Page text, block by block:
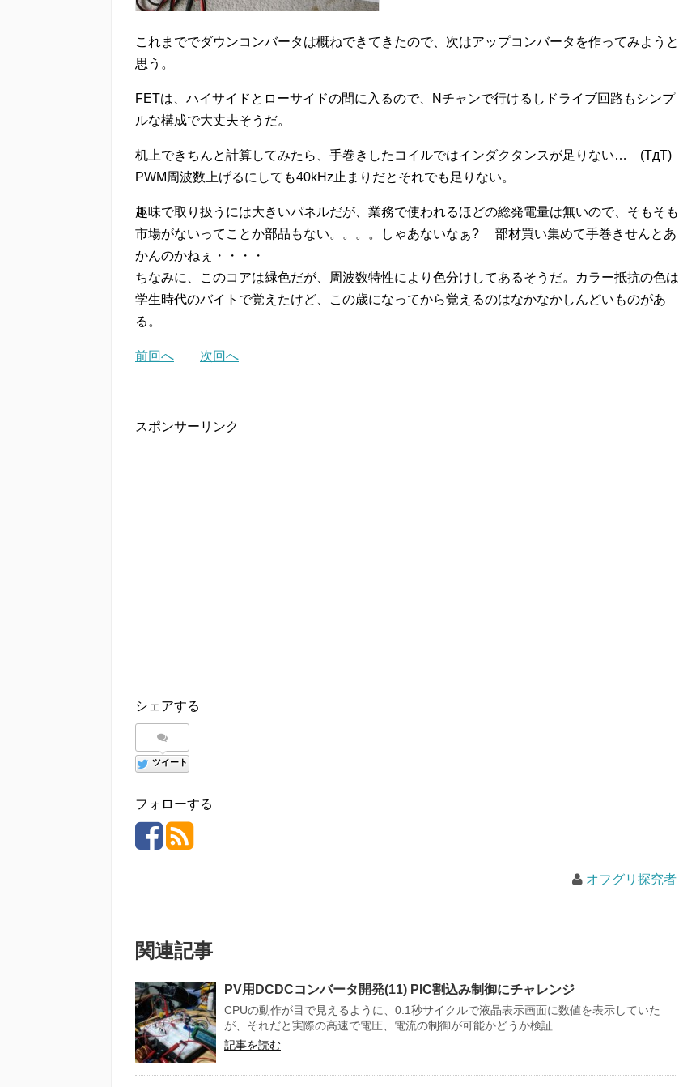
これまででダウンコンバータは概ねできてきたので、次はアップコンバータを作ってみようと
思う。
FETは、ハイサイドとローサイドの間に入るので、Nチャンで行けるしドライブ回路もシンプ
ルな構成で大丈夫そうだ。
机上できちんと計算してみたら、手巻きしたコイルではインダクタンスが足りない… (TдT)
PWM周波数上げるにしても40kHz止まりだとそれでも足りない。
趣味で取り扱うには大きいパネルだが、業務で使われるほどの総発電量は無いので、そもそも
市場がないってことか部品もない。。。。しゃあないなぁ? 部材買い集めて手巻きせんとあ
かんのかねぇ・・・・
ちなみに、このコアは緑色だが、周波数特性により色分けしてあるそうだ。カラー抵抗の色は
学生時代のバイトで覚えたけど、この歳になってから覚えるのはなかなかしんどいものがあ
る。
前回へ 次回へ
スポンサーリンク
シェアする
ツイート
フォローする
オフグリ探究者
関連記事
PV用DCDCコンバータ開発(11) PIC割込み制御にチャレンジ
CPUの動作が目で見えるように、0.1秒サイクルで液晶表示画面に数値を表示していた
が、それだと実際の高速で電圧、電流の制御が可能かどうか検証...
記事を読む